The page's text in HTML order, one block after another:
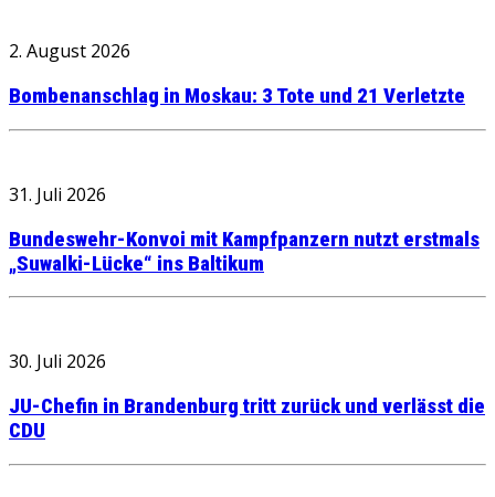
2. August 2026
Bombenanschlag in Moskau: 3 Tote und 21 Verletzte
31. Juli 2026
Bundeswehr-Konvoi mit Kampfpanzern nutzt erstmals
„Suwalki-Lücke“ ins Baltikum
30. Juli 2026
JU-Chefin in Brandenburg tritt zurück und verlässt die
CDU